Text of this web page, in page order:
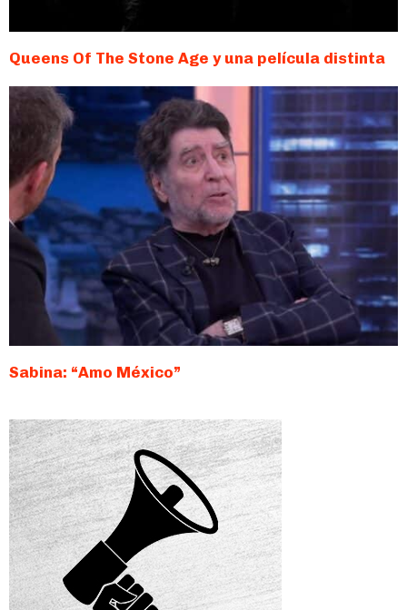
Queens Of The Stone Age y una película distinta
Sabina: “Amo México”